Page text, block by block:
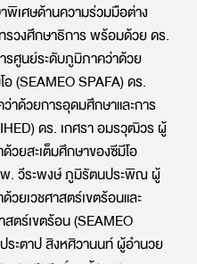
พิเศษด้านความร่วมมือต่าง
รวงศึกษาธิการ พร้อมด้วย ดร.
ศูนย์ระดับภูมิภาคว่าด้วย
(SEAMEO SPAFA) ดร.
าด้วยการอุดมศึกษาและการ
ดร. เกศรา อมรวุฒิวร ผู้
ยสะเต็มศึกษาของซีมีโอ
พ. วีระพงษ์ ภูมิรัตนประพิณ ผู้
ยเวชศาสตร์เขตร้อนและ
ตร์เขตร้อน (SEAMEO
ระตาป สิงหศิวานนท์ ผู้อำนวย